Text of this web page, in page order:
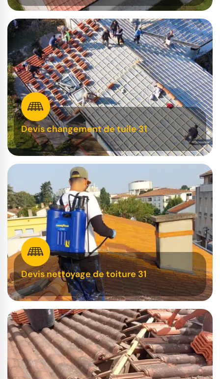
Devis changement de tuile 31
Devis nettoyage de toiture 31